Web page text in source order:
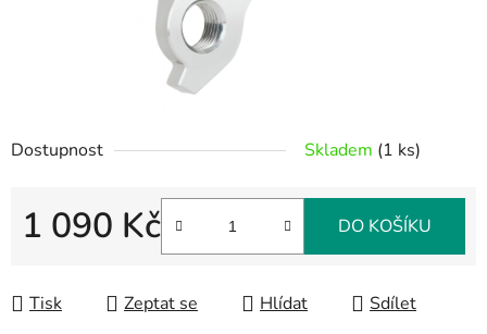
Dostupnost Skladem (1 ks)
1 090 Kč DO KOŠÍKU
Tisk Zeptat se Hlídat Sdílet